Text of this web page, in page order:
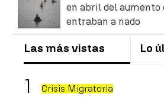
en abril del aumento
entraban a nado
Las más vistas Lo
Crisis Migratoria